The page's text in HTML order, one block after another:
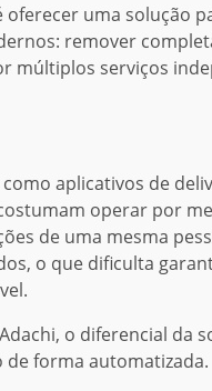
oferecer uma solução
remover
múltiplos serviços
aplicativos de
operar por
de uma mesma
o que dificulta
o diferencial da
de forma automatizada.